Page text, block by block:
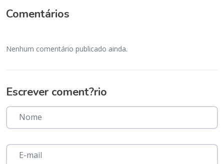
Comentários
Nenhum comentário publicado ainda.
Escrever coment?rio